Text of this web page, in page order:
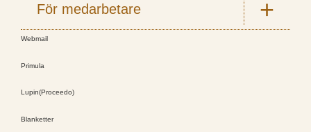
För medarbetare
Webmail
Primula
Lupin(Proceedo)
Blanketter